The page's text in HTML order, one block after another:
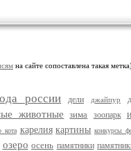
на сайте сопоставлена такая
россии дели джайпур
животные зима зоопарк
кота карелия картины конкурсы
озеро осень памятники